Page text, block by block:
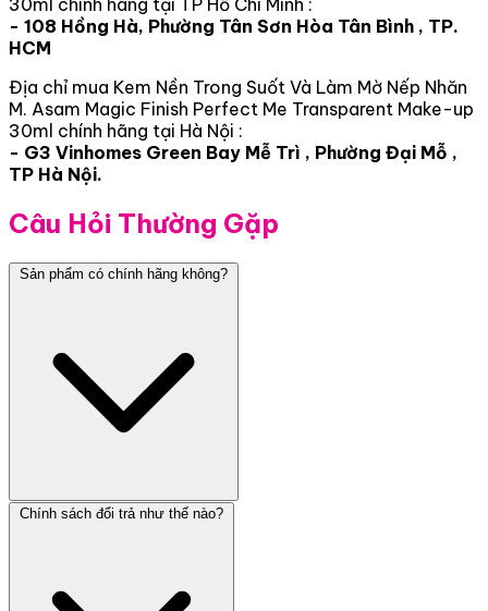
- 108 Hồng Hà, Phường Tân Sơn Hòa Tân Bình , TP.
HCM
Địa chỉ mua Kem Nền Trong Suốt Và Làm Mờ Nếp Nhăn
M. Asam Magic Finish Perfect Me Transparent Make-up
30ml chính hãng tại Hà Nội :
- G3 Vinhomes Green Bay Mễ Trì , Phường Đại Mỗ ,
TP Hà Nội.
Câu Hỏi Thường Gặp
Sản phẩm có chính hãng không?
Chính sách đổi trả như thế nào?